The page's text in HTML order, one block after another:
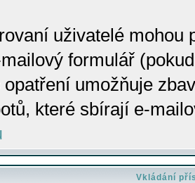
uživatelé mohou
formulář
opatření umožňuje
které sbírají e-
Vkládání